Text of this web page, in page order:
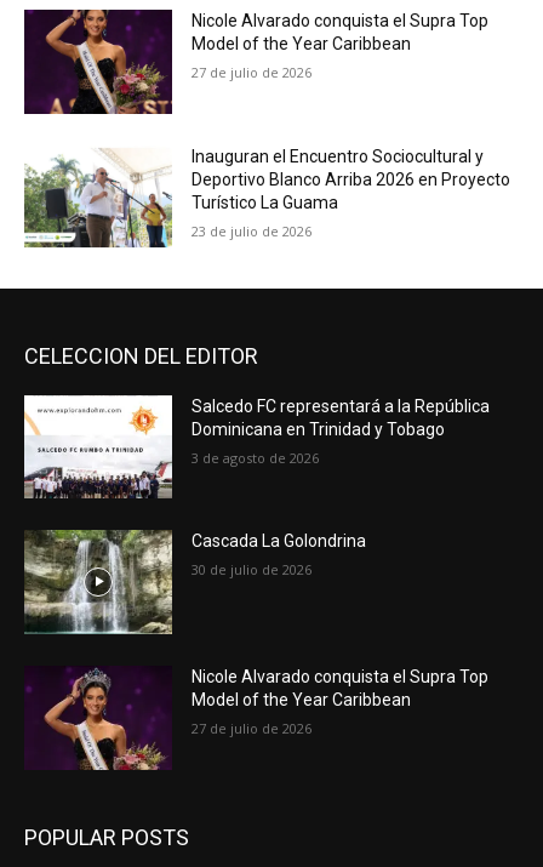
Nicole Alvarado conquista el Supra Top
Model of the Year Caribbean
27 de julio de 2026
Inauguran el Encuentro Sociocultural y
Deportivo Blanco Arriba 2026 en Proyecto
Turístico La Guama
23 de julio de 2026
CELECCION DEL EDITOR
Salcedo FC representará a la República
Dominicana en Trinidad y Tobago
3 de agosto de 2026
Cascada La Golondrina
30 de julio de 2026
Nicole Alvarado conquista el Supra Top
Model of the Year Caribbean
27 de julio de 2026
POPULAR POSTS